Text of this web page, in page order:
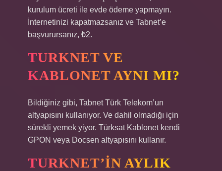
kurulum ücreti ile evde ödeme yapmayın.
İnternetinizi kapatmazsanız ve Tabnet’e
başvurursanız, ₺2.
TURKNET VE
KABLONET AYNI MI?
Bildiğiniz gibi, Tabnet Türk Telekom’un
altyapısını kullanıyor. Ve dahil olmadığı için
sürekli yemek yiyor. Türksat Kablonet kendi
GPON veya Docsen altyapısını kullanır.
TURKNET’IN AYLIK